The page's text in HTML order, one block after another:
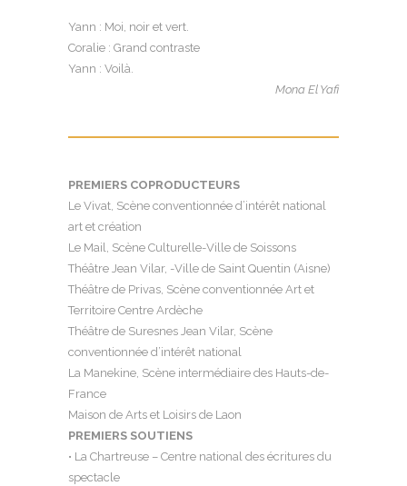
Yann : Moi, noir et vert.
Coralie : Grand contraste
Yann : Voilà.
Mona El Yafi
PREMIERS COPRODUCTEURS
Le Vivat, Scène conventionnée d’intérêt national
art et création
Le Mail, Scène Culturelle-Ville de Soissons
Théâtre Jean Vilar, -Ville de Saint Quentin (Aisne)
Théâtre de Privas, Scène conventionnée Art et
Territoire Centre Ardèche
Théâtre de Suresnes Jean Vilar, Scène
conventionnée d’intérêt national
La Manekine, Scène intermédiaire des Hauts-de-
France
Maison de Arts et Loisirs de Laon
PREMIERS SOUTIENS
• La Chartreuse – Centre national des écritures du
spectacle